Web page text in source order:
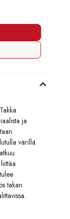
ja
värillä.
takan